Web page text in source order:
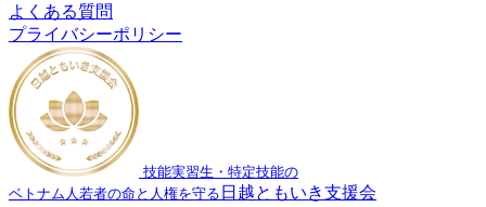
よくある質問
プライバシーポリシー
技能実習生・特定技能の
ベトナム人若者の命と人権を守る 日越ともいき支援会